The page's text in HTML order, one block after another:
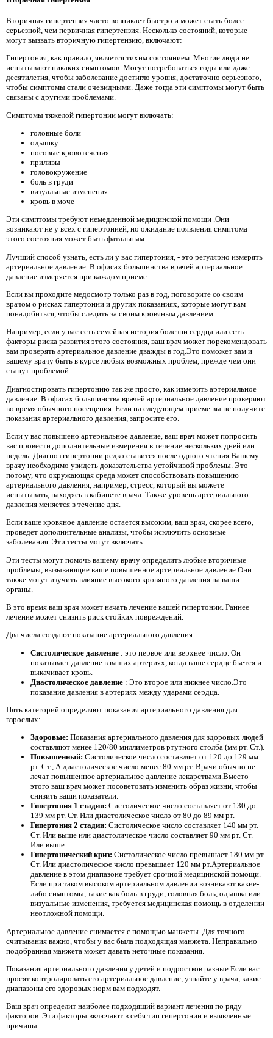
Вторичная гипертензия часто возникает быстро и может стать более
серьезной, чем первичная гипертензия. Несколько состояний, которые
могут вызвать вторичную гипертензию, включают:
Гипертония, как правило, является тихим состоянием. Многие люди не
испытывают никаких симптомов. Могут потребоваться годы или даже
десятилетия, чтобы заболевание достигло уровня, достаточно серьезного,
чтобы симптомы стали очевидными. Даже тогда эти симптомы могут быть
связаны с другими проблемами.
Симптомы тяжелой гипертонии могут включать:
головные боли
одышку
носовые кровотечения
приливы
головокружение
боль в груди
визуальные изменения
кровь в моче
Эти симптомы требуют немедленной медицинской помощи .Они
возникают не у всех с гипертонией, но ожидание появления симптома
этого состояния может быть фатальным.
Лучший способ узнать, есть ли у вас гипертония, - это регулярно измерять
артериальное давление. В офисах большинства врачей артериальное
давление измеряется при каждом приеме.
Если вы проходите медосмотр только раз в год, поговорите со своим
врачом о рисках гипертонии и других показаниях, которые могут вам
понадобиться, чтобы следить за своим кровяным давлением.
Например, если у вас есть семейная история болезни сердца или есть
факторы риска развития этого состояния, ваш врач может порекомендовать
вам проверять артериальное давление дважды в год.Это поможет вам и
вашему врачу быть в курсе любых возможных проблем, прежде чем они
станут проблемой.
Диагностировать гипертонию так же просто, как измерить артериальное
давление. В офисах большинства врачей артериальное давление проверяют
во время обычного посещения. Если на следующем приеме вы не получите
показания артериального давления, запросите его.
Если у вас повышено артериальное давление, ваш врач может попросить
вас провести дополнительные измерения в течение нескольких дней или
недель. Диагноз гипертонии редко ставится после одного чтения.Вашему
врачу необходимо увидеть доказательства устойчивой проблемы. Это
потому, что окружающая среда может способствовать повышению
артериального давления, например, стресс, который вы можете
испытывать, находясь в кабинете врача. Также уровень артериального
давления меняется в течение дня.
Если ваше кровяное давление остается высоким, ваш врач, скорее всего,
проведет дополнительные анализы, чтобы исключить основные
заболевания. Эти тесты могут включать:
Эти тесты могут помочь вашему врачу определить любые вторичные
проблемы, вызывающие ваше повышенное артериальное давление.Они
также могут изучить влияние высокого кровяного давления на ваши
органы.
В это время ваш врач может начать лечение вашей гипертонии. Раннее
лечение может снизить риск стойких повреждений.
Два числа создают показание артериального давления:
Систолическое давление : это первое или верхнее число. Он
показывает давление в ваших артериях, когда ваше сердце бьется и
выкачивает кровь.
Диастолическое давление : Это второе или нижнее число.Это
показание давления в артериях между ударами сердца.
Пять категорий определяют показания артериального давления для
взрослых:
Здоровые: Показания артериального давления для здоровых людей
составляют менее 120/80 миллиметров ртутного столба (мм рт. Ст.).
Повышенный: Систолическое число составляет от 120 до 129 мм
рт. Ст., А диастолическое число менее 80 мм рт. Врачи обычно не
лечат повышенное артериальное давление лекарствами.Вместо
этого ваш врач может посоветовать изменить образ жизни, чтобы
снизить ваши показатели.
Гипертония 1 стадии: Систолическое число составляет от 130 до
139 мм рт. Ст. Или диастолическое число от 80 до 89 мм рт.
Гипертония 2 стадии: Систолическое число составляет 140 мм рт.
Ст. Или выше или диастолическое число составляет 90 мм рт. Ст.
Или выше.
Гипертонический криз: Систолическое число превышает 180 мм рт.
Ст. Или диастолическое число превышает 120 мм рт.Артериальное
давление в этом диапазоне требует срочной медицинской помощи.
Если при таком высоком артериальном давлении возникают какие-
либо симптомы, такие как боль в груди, головная боль, одышка или
визуальные изменения, требуется медицинская помощь в отделении
неотложной помощи.
Артериальное давление снимается с помощью манжеты. Для точного
считывания важно, чтобы у вас была подходящая манжета. Неправильно
подобранная манжета может давать неточные показания.
Показания артериального давления у детей и подростков разные.Если вас
просят контролировать его артериальное давление, узнайте у врача, какие
диапазоны его здоровых норм вам подходят.
Ваш врач определит наиболее подходящий вариант лечения по ряду
факторов. Эти факторы включают в себя тип гипертонии и выявленные
причины.